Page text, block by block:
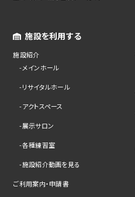
施設を利用する
施設紹介
メインホール
リサイタルホール
アクトスペース
展示サロン
各種練習室
施設紹介動画を見る
ご利用案内・申請書